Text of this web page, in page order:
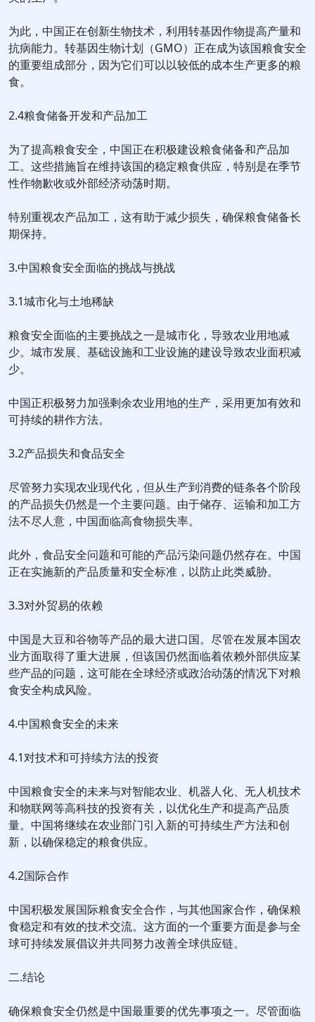
为此，中国正在创新生物技术，利用转基因作物提高产量和
抗病能力。转基因生物计划（GMO）正在成为该国粮食安全
的重要组成部分，因为它们可以以较低的成本生产更多的粮
食。
2.4粮食储备开发和产品加工
为了提高粮食安全，中国正在积极建设粮食储备和产品加
工。这些措施旨在维持该国的稳定粮食供应，特别是在季节
性作物歉收或外部经济动荡时期。
特别重视农产品加工，这有助于减少损失，确保粮食储备长
期保持。
3.中国粮食安全面临的挑战与挑战
3.1城市化与土地稀缺
粮食安全面临的主要挑战之一是城市化，导致农业用地减
少。城市发展、基础设施和工业设施的建设导致农业面积减
少。
中国正积极努力加强剩余农业用地的生产，采用更加有效和
可持续的耕作方法。
3.2产品损失和食品安全
尽管努力实现农业现代化，但从生产到消费的链条各个阶段
的产品损失仍然是一个主要问题。由于储存、运输和加工方
法不尽人意，中国面临高食物损失率。
此外，食品安全问题和可能的产品污染问题仍然存在。中国
正在实施新的产品质量和安全标准，以防止此类威胁。
3.3对外贸易的依赖
中国是大豆和谷物等产品的最大进口国。尽管在发展本国农
业方面取得了重大进展，但该国仍然面临着依赖外部供应某
些产品的问题，这可能在全球经济或政治动荡的情况下对粮
食安全构成风险。
4.中国粮食安全的未来
4.1对技术和可持续方法的投资
中国粮食安全的未来与对智能农业、机器人化、无人机技术
和物联网等高科技的投资有关，以优化生产和提高产品质
量。中国将继续在农业部门引入新的可持续生产方法和创
新，以确保稳定的粮食供应。
4.2国际合作
中国积极发展国际粮食安全合作，与其他国家合作，确保粮
食稳定和有效的技术交流。这方面的一个重要方面是参与全
球可持续发展倡议并共同努力改善全球供应链。
二.结论
确保粮食安全仍然是中国最重要的优先事项之一。尽管面临